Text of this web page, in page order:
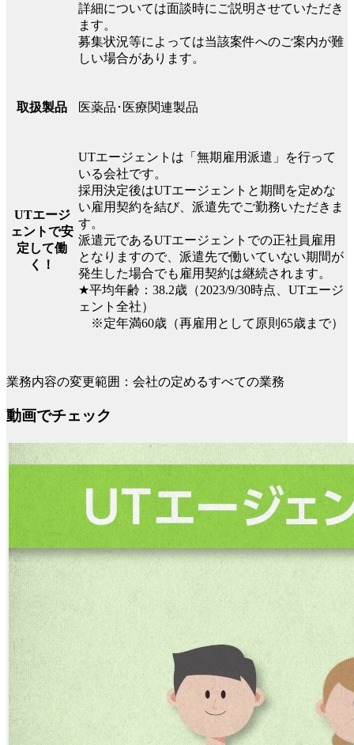
詳細については面談時にご説明させていただき
ます。
募集状況等によっては当該案件へのご案内が難
しい場合があります。
取扱製品 医薬品･医療関連製品
UTエージ
ェントで安
定して働
く！
UTエージェントは「無期雇用派遣」を行って
いる会社です。
採用決定後はUTエージェントと期間を定めな
い雇用契約を結び、派遣先でご勤務いただきま
す。
派遣元であるUTエージェントでの正社員雇用
となりますので、派遣先で働いていない期間が
発生した場合でも雇用契約は継続されます。
★平均年齢：38.2歳（2023/9/30時点、UTエージ
ェント全社）
※定年満60歳（再雇用として原則65歳まで）
業務内容の変更範囲：会社の定めるすべての業務
動画でチェック